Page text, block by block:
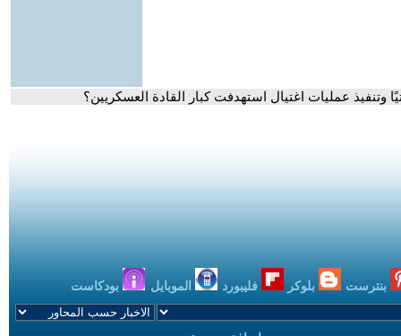
عمليات اغتيال استهدفت كبار القادة العسكريين؟
بنترست بلوكر فليبورد الموبايل بودكاست